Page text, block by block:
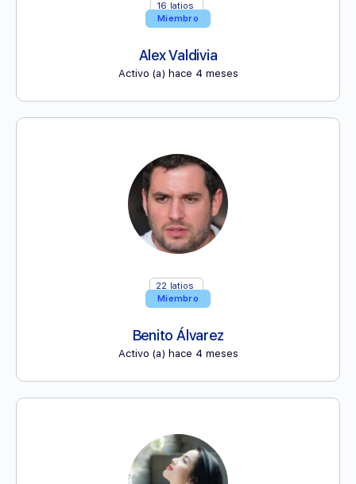
16 latios
Miembro
Alex Valdivia
Activo (a) hace 4 meses
22 latios
Miembro
Benito Álvarez
Activo (a) hace 4 meses